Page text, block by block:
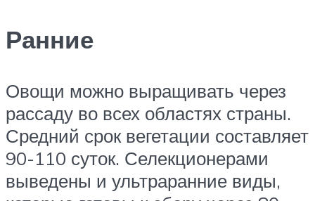
Ранние
Овощи можно выращивать через
рассаду во всех областях страны.
Средний срок вегетации составляет
90-110 суток. Селекционерами
выведены и ультраранние виды,